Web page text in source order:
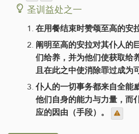
圣训益处之一
在用餐结束时赞颂至高的安
阐明至高的安拉对其仆人的
们给养，并为他们使获取给
且在此之中使消除罪过成为
仆人的一切事务都来自全能
他们自身的能力与力量，而
应的因由（手段）。